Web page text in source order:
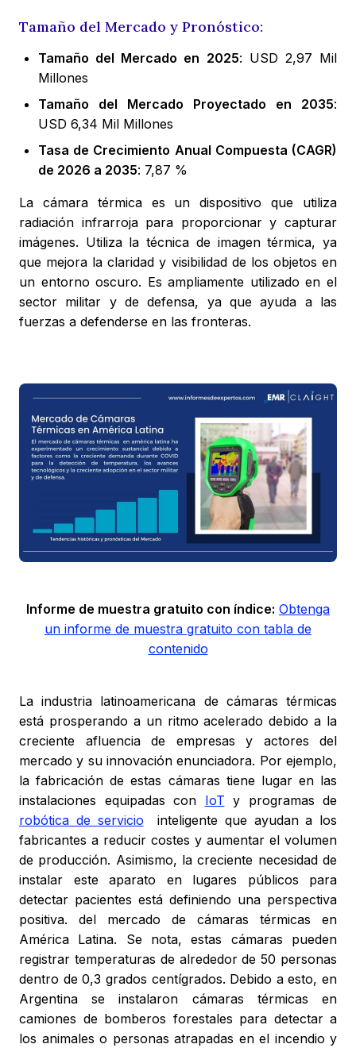
Tamaño del Mercado y Pronóstico:
Tamaño del Mercado en 2025: USD 2,97 Mil
Millones
Tamaño del Mercado Proyectado en 2035:
USD 6,34 Mil Millones
Tasa de Crecimiento Anual Compuesta (CAGR)
de 2026 a 2035: 7,87 %
La cámara térmica es un dispositivo que utiliza
radiación infrarroja para proporcionar y capturar
imágenes. Utiliza la técnica de imagen térmica, ya
que mejora la claridad y visibilidad de los objetos en
un entorno oscuro. Es ampliamente utilizado en el
sector militar y de defensa, ya que ayuda a las
fuerzas a defenderse en las fronteras.
Informe de muestra gratuito con índice: Obtenga
un informe de muestra gratuito con tabla de
contenido
La industria latinoamericana de cámaras térmicas
está prosperando a un ritmo acelerado debido a la
creciente afluencia de empresas y actores del
mercado y su innovación enunciadora. Por ejemplo,
la fabricación de estas cámaras tiene lugar en las
instalaciones equipadas con IoT y programas de
robótica de servicio inteligente que ayudan a los
fabricantes a reducir costes y aumentar el volumen
de producción. Asimismo, la creciente necesidad de
instalar este aparato en lugares públicos para
detectar pacientes está definiendo una perspectiva
positiva. del mercado de cámaras térmicas en
América Latina. Se nota, estas cámaras pueden
registrar temperaturas de alrededor de 50 personas
dentro de 0,3 grados centígrados. Debido a esto, en
Argentina se instalaron cámaras térmicas en
camiones de bomberos forestales para detectar a
los animales o personas atrapadas en el incendio y